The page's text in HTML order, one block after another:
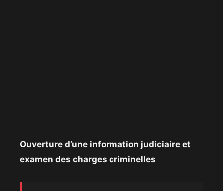
Ouverture d’une information judiciaire et
examen des charges criminelles